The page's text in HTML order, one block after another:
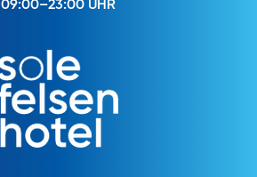
09:00–23:00 UHR